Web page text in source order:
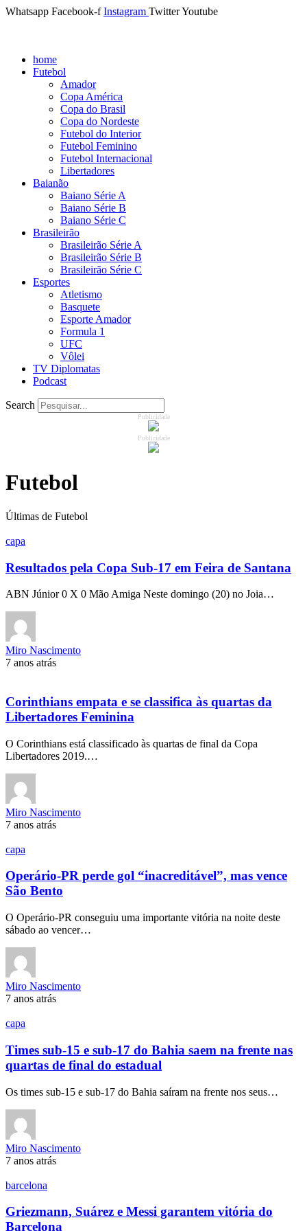
Whatsapp Facebook-f Instagram TwitterYoutube
home
Futebol
Amador
Copa América
Copa do Brasil
Copa do Nordeste
Futebol do Interior
Futebol Feminino
Futebol Internacional
Libertadores
Baianão
Baiano Série A
Baiano Série B
Baiano Série C
Brasileirão
Brasileirão Série A
Brasileirão Série B
Brasileirão Série C
Esportes
Atletismo
Basquete
Esporte Amador
Formula 1
UFC
Vôlei
TV Diplomatas
Podcast
Search
Publicidade
Publicidade
Futebol
Últimas de Futebol
capa
Resultados pela Copa Sub-17 em Feira de Santana
ABN Júnior 0 X 0 Mão Amiga Neste domingo (20) no Joia…
Miro Nascimento
7 anos atrás
Corinthians empata e se classifica às quartas da
Libertadores Feminina
O Corinthians está classificado às quartas de final da Copa
Libertadores 2019.…
Miro Nascimento
7 anos atrás
capa
Operário-PR perde gol “inacreditável”, mas vence
São Bento
O Operário-PR conseguiu uma importante vitória na noite deste
sábado ao vencer…
Miro Nascimento
7 anos atrás
capa
Times sub-15 e sub-17 do Bahia saem na frente nas
quartas de final do estadual
Os times sub-15 e sub-17 do Bahia saíram na frente nos seus…
Miro Nascimento
7 anos atrás
barcelona
Griezmann, Suárez e Messi garantem vitória do
Barcelona